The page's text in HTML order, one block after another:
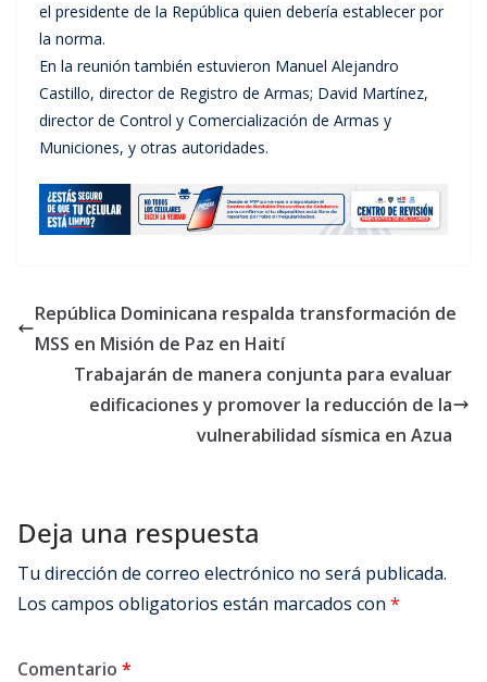
el presidente de la República quien debería establecer por
la norma.
En la reunión también estuvieron Manuel Alejandro
Castillo, director de Registro de Armas; David Martínez,
director de Control y Comercialización de Armas y
Municiones, y otras autoridades.
República Dominicana respalda transformación de
MSS en Misión de Paz en Haití
Trabajarán de manera conjunta para evaluar
edificaciones y promover la reducción de la
vulnerabilidad sísmica en Azua
Deja una respuesta
Tu dirección de correo electrónico no será publicada.
Los campos obligatorios están marcados con *
Comentario *